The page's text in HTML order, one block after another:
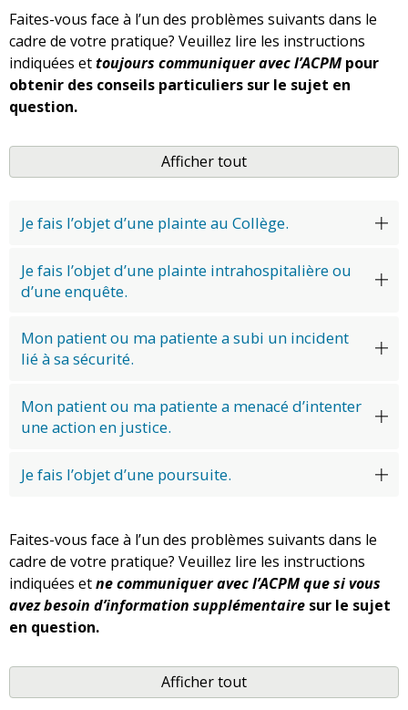
Faites-vous face à l’un des problèmes suivants dans le
cadre de votre pratique? Veuillez lire les instructions
indiquées ettoujours communiquer avec l’ACPM pour
obtenir des conseils particuliers sur le sujet en
question.
Afficher tout
Je fais l’objet d’une plainte au Collège.
Je fais l’objet d’une plainte intrahospitalière ou
d’une enquête.
Mon patient ou ma patiente a subi un incident
lié à sa sécurité.
Mon patient ou ma patiente a menacé d’intenter
une action en justice.
Je fais l’objet d’une poursuite.
Faites-vous face à l’un des problèmes suivants dans le
cadre de votre pratique? Veuillez lire les instructions
indiquées etne communiquer avec l’ACPM que si vous
avez besoin d’information supplémentaire sur le sujet
en question.
Afficher tout